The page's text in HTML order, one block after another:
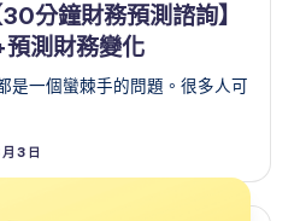
分鐘財務預測諮詢】
測財務變化
是一個蠻棘手的問題。很多人可
3 日